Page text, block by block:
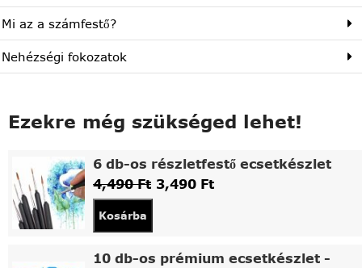
Mi az a számfestő?
Nehézségi fokozatok
Ezekre még szükséged lehet!
6 db-os részletfestő ecsetkészlet
4,490Ft 3,490 Ft
Kosárba
10 db-os prémium ecsetkészlet -